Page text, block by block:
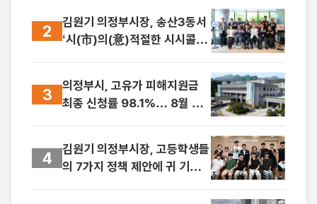
2
김원기 의정부시장, 송산3동서
‘시(市)의(意)적절한 시시콜콜’
3
의정부시, 고유가 피해지원금
최종 신청률 98.1%… 8월 31
4
김원기 의정부시장, 고등학생들
의 7가지 정책 제안에 귀 기울